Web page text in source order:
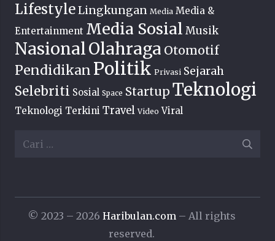
LifestyleLingkungan Media Media &
Entertainment Media Sosial Musik
NasionalOlahraga Otomotif
Pendidikan Politik Privasi Sejarah
Selebriti Sosial Space Startup Teknologi
Teknologi Terkini Travel Video Viral
Cari
© 2023 – 2026 Haribulan.com – All rights
reserved.